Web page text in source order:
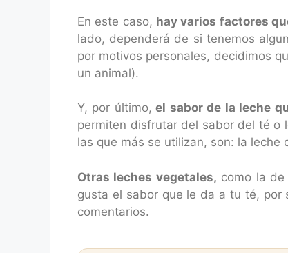
En este caso, hay varios factores
lado, dependerá de si tenemos
por motivos personales, decidimos
un animal).
Y, por último, el sabor de la leche
permiten disfrutar del sabor del té o
las que más se utilizan, son: la
Otras leches vegetales, como la
gusta el sabor que le da a tu té, por
comentarios.